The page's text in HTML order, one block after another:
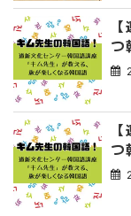
つ
4
つ
3